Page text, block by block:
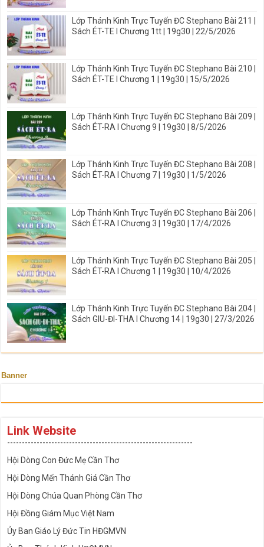
Lớp Thánh Kinh Trực Tuyến ĐC Stephano Bài 211 |
Sách ÉT-TE I Chương 1tt | 19g30 | 22/5/2026
Lớp Thánh Kinh Trực Tuyến ĐC Stephano Bài 210 |
Sách ÉT-TE I Chương 1 | 19g30 | 15/5/2026
Lớp Thánh Kinh Trực Tuyến ĐC Stephano Bài 209 |
Sách ÉT-RA I Chương 9 | 19g30 | 8/5/2026
Lớp Thánh Kinh Trực Tuyến ĐC Stephano Bài 208 |
Sách ÉT-RA I Chương 7 | 19g30 | 1/5/2026
Lớp Thánh Kinh Trực Tuyến ĐC Stephano Bài 206 |
Sách ÉT-RA I Chương 3 | 19g30 | 17/4/2026
Lớp Thánh Kinh Trực Tuyến ĐC Stephano Bài 205 |
Sách ÉT-RA I Chương 1 | 19g30 | 10/4/2026
Lớp Thánh Kinh Trực Tuyến ĐC Stephano Bài 204 |
Sách GIU-ĐI-THA I Chương 14 | 19g30 | 27/3/2026
Banner
Link Website
---------------------------------------------------------------
Hội Dòng Con Đức Mẹ Cần Thơ
Hội Dòng Mến Thánh Giá Cần Thơ
Hội Dòng Chúa Quan Phòng Cần Thơ
Hội Đồng Giám Mục Việt Nam
Ủy Ban Giáo Lý Đức Tin HĐGMVN